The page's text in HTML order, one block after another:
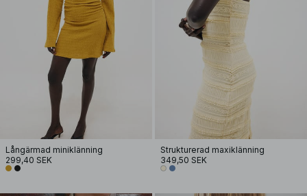
Långärmad miniklänning
299,40 SEK
Strukturerad maxiklänning
349,50 SEK